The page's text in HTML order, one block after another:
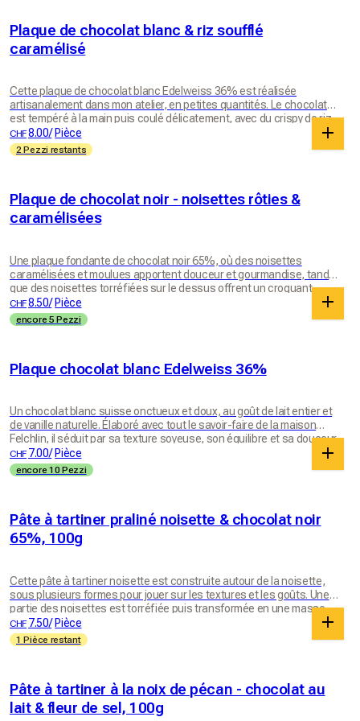
Plaque de chocolat blanc & riz soufflé
caramélisé
Cette plaque de chocolat blanc Edelweiss 36% est réalisée
artisanalement dans mon atelier, en petites quantités. Le chocolat
est tempéré à la main puis coulé délicatement, avec du crispy de riz
soufflé caramélisé incorporé directement dans la plaque ainsi qu’en
finition pour encore plus de croquant. Avec ses notes douces de lait
entier et de vanille naturelle, ce chocolat blanc reste équilibré et peu
accompagné d’une vraie texture crunchy et légèrement caramélisée.
Une plaque réconfortante, généreuse et terriblement gourmande.
CHF8.00/ Pièce
2 Pezzi restants
Plaque de chocolat noir - noisettes rôties &
caramélisées
Une plaque fondante de chocolat noir 65%, où des noisettes
caramélisées et moulues apportent douceur et gourmandise, tandis
que des noisettes torréfiées sur le dessus offrent un croquant
irrésistible. À goûter absolument.
CHF8.50/ Pièce
encore 5 Pezzi
Plaque chocolat blanc Edelweiss 36%
Un chocolat blanc suisse onctueux et doux, au goût de lait entier et
de vanille naturelle. Élaboré avec tout le savoir-faire de la maison
Felchlin, il séduit par sa texture soyeuse, son équilibre et sa douceur,
sans jamais être trop sucré. Un petit plaisir tendre, à savourer sans
CHF 7.00/ Pièce
encore 10 Pezzi
Pâte à tartiner praliné noisette & chocolat noir
65%, 100g
Cette pâte à tartiner noisette est construite autour de la noisette,
sous plusieurs formes pour jouer sur les textures et les goûts. Une
partie des noisettes est torréfiée puis transformée en une masse
praliné onctueuse, tandis que l’autre est simplement travaillée pour
garder une présence plus brute et aromatique. Ces deux
expressions de la noisette sont ensuite assemblées et mixées avec
lisse mais vivante, riche et généreuse. Le résultat est une pâte à
tartiner où la noisette reste au centre, dans toute sa complexité : à la
fois fondante, naturelle et profondément gourmande. Idéal pour ces
CHF 7.50/ Pièce
1 Pièce restant
Pâte à tartiner à la noix de pécan - chocolat au
lait & fleur de sel, 100g